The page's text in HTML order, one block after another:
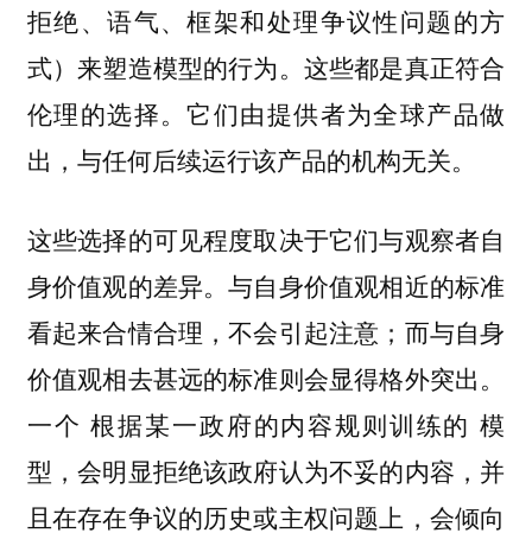
拒绝、语气、框架和处理争议性问题的方
式）来塑造模型的行为。这些都是真正符合
伦理的选择。它们由提供者为全球产品做
出，与任何后续运行该产品的机构无关。
这些选择的可见程度取决于它们与观察者自
身价值观的差异。与自身价值观相近的标准
看起来合情合理，不会引起注意；而与自身
价值观相去甚远的标准则会显得格外突出。
一个 根据某一政府的内容规则训练的 模
型，会明显拒绝该政府认为不妥的内容，并
且在存在争议的历史或主权问题上，会倾向